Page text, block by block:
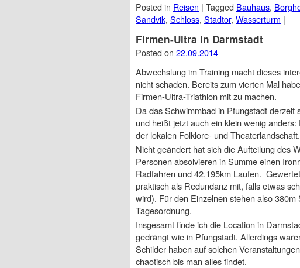
Posted in Reisen | Tagged Bauhaus,
Sandvik, Schloss, Stadtor, Wasserturm |
Firmen-Ultra in Darmstadt
Posted on 22.09.2014
Abwechslung im Training macht dieses
nicht schaden. Bereits zum vierten Mal
Firmen-Ultra-Triathlon mit zu machen.
Da das Schwimmbad in Pfungstadt
und heißt jetzt auch ein klein wenig
der lokalen Folklore- und Theaterlandschaft.
Nicht geändert hat sich die Aufteilung des
Personen absolvieren in Summe einen
Radfahren und 42,195km Laufen.
praktisch als Redundanz mit, falls etwas
wird). Für den Einzelnen stehen also
Tagesordnung.
Insgesamt finde ich die Location in
gedrängt wie in Pfungstadt. Allerdings
Schilder haben auf solchen
chaotisch bis man alles findet.